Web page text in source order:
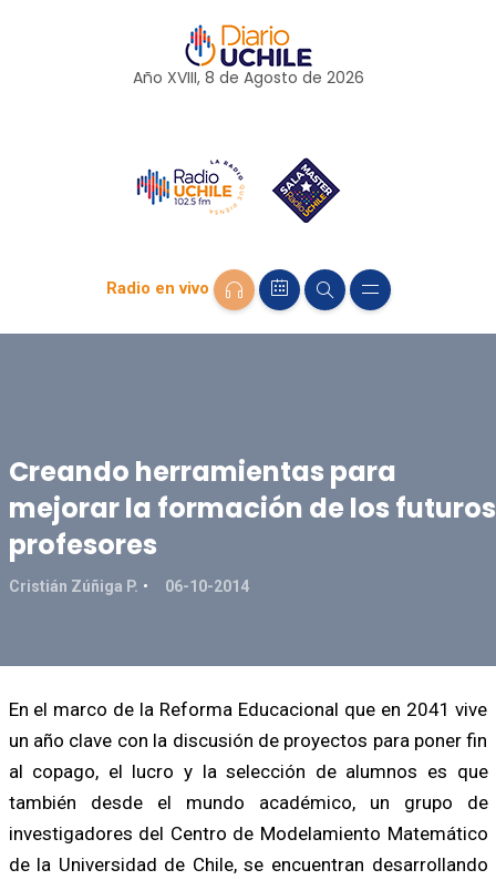
Año XVIII, 8 de Agosto de 2026
Radio en vivo
Creando herramientas para
mejorar la formación de los futuros
profesores
Cristián Zúñiga P. 06-10-2014
En el marco de la Reforma Educacional que en 2041 vive
un año clave con la discusión de proyectos para poner fin
al copago, el lucro y la selección de alumnos es que
también desde el mundo académico, un grupo de
investigadores del Centro de Modelamiento Matemático
de la Universidad de Chile, se encuentran desarrollando